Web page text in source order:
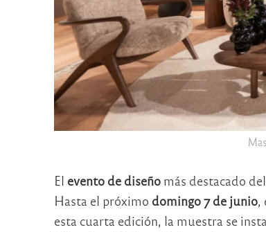
El evento de diseñomás destacado
Hasta el próximo domingo 7 de junio,
esta cuarta edición, la muestra se